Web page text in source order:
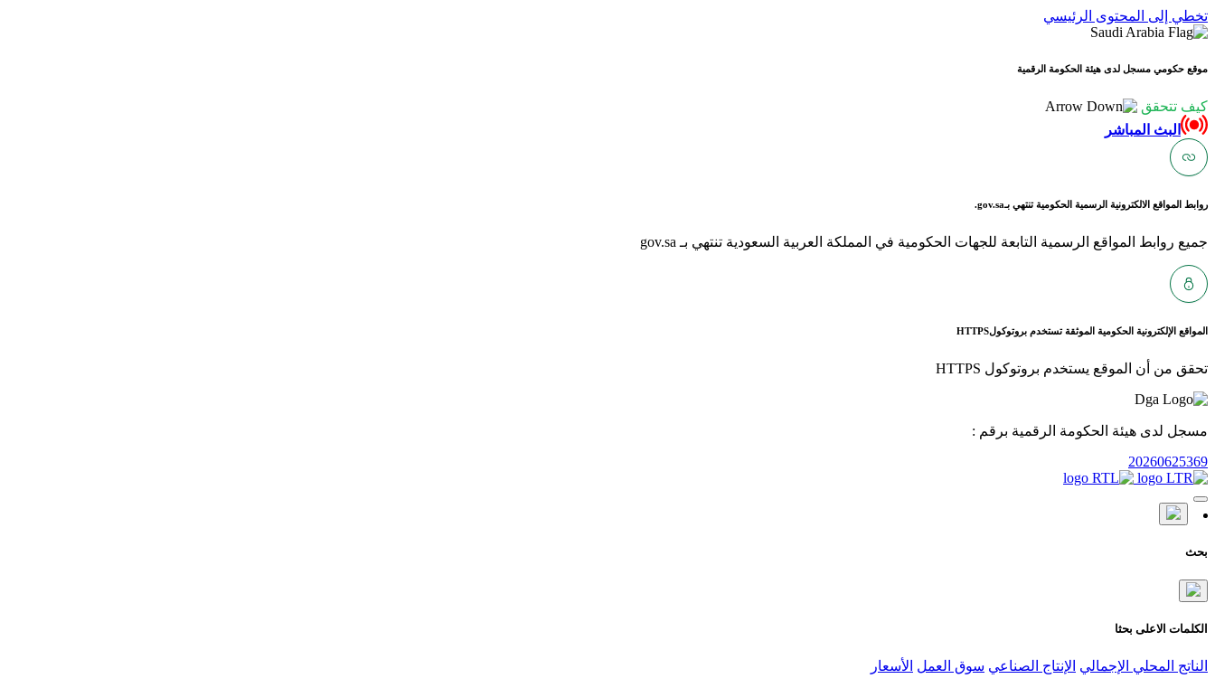
تخطي إلى المحتوى الرئيسي
موقع حكومي مسجل لدى هيئة الحكومة الرقمية
كيف تتحقق
البث المباشر
روابط المواقع الالكترونية الرسمية الحكومية تنتهي بـgov.sa.
جميع روابط المواقع الرسمية التابعة للجهات الحكومية في المملكة العربية السعودية تنتهي بـ gov.sa
المواقع الإلكترونية الحكومية الموثقة تستخدم بروتوكولHTTPS
تحقق من أن الموقع يستخدم بروتوكول HTTPS
مسجل لدى هيئة الحكومة الرقمية برقم :
20260625369
بحث
الكلمات الاعلى بحثا
الناتج المحلي الإجمالي الإنتاج الصناعي سوق العمل الأسعار